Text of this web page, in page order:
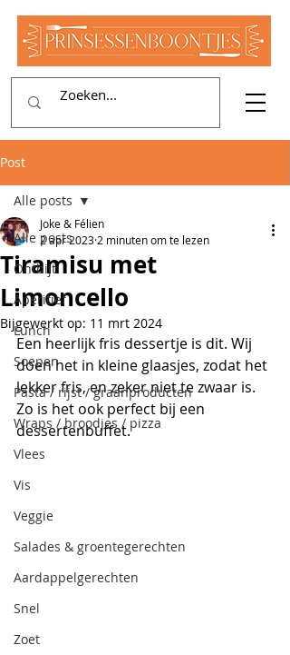
Post
Alle posts
Ontbijt
Aperitief
Lunch
Soepen
Pasta / rijst / graanproducten
Wraps / broodjes / pizza
Vlees
Vis
Veggie
Salades & groentegerechten
Aardappelgerechten
Snel
Zoet
Alle posts
Tiramisu met
Limoncello
Joke & Félien
2 apr 2023 2 minuten om te lezen
Bijgewerkt op: 11 mrt 2024
Een heerlijk fris dessertje is dit. Wij
doen het in kleine glaasjes, zodat het
lekker fris, en zeker niet te zwaar is.
Zo is het ook perfect bij een
dessertenbuffet.